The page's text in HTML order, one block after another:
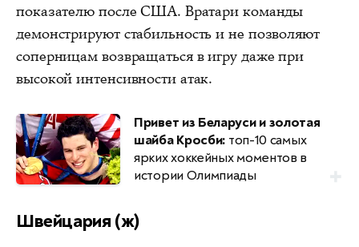
показателю после США. Вратари команды
демонстрируют стабильность и не позволяют
соперницам возвращаться в игру даже при
высокой интенсивности атак.
Привет из Беларуси и золотая
шайба Кросби: топ-10 самых
ярких хоккейных моментов в
истории Олимпиады
Швейцария (ж)